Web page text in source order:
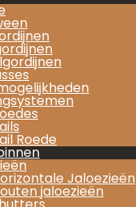
Roede
Jaloezieën
jaloezieën